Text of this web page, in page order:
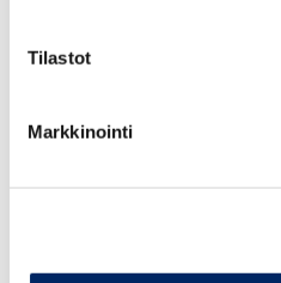
Tilastot
Markkinointi
07.08.2026 / TIEDOTTEET